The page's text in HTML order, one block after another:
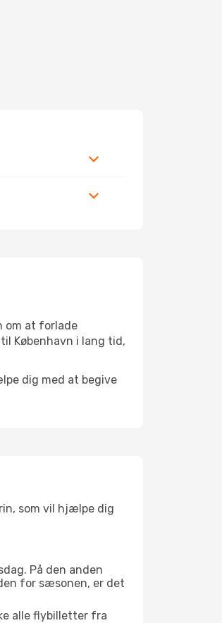
om at forlade
København i lang tid,
dig med at begive
som vil hjælpe dig
På den anden
for sæsonen, er det
alle flybilletter fra